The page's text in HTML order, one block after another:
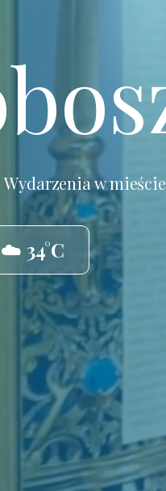
Wydarzenia w mieście
☁️ 34°C